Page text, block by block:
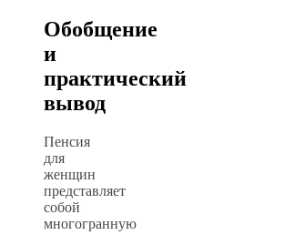
Обобщение
и
практический
вывод
Пенсия
для
женщин
представляет
собой
многогранную